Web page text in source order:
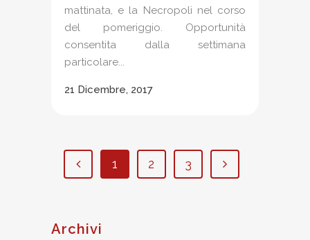
mattinata, e la Necropoli nel corso
del pomeriggio. Opportunità
consentita dalla settimana
particolare...
21 Dicembre, 2017
1 2 3
Archivi